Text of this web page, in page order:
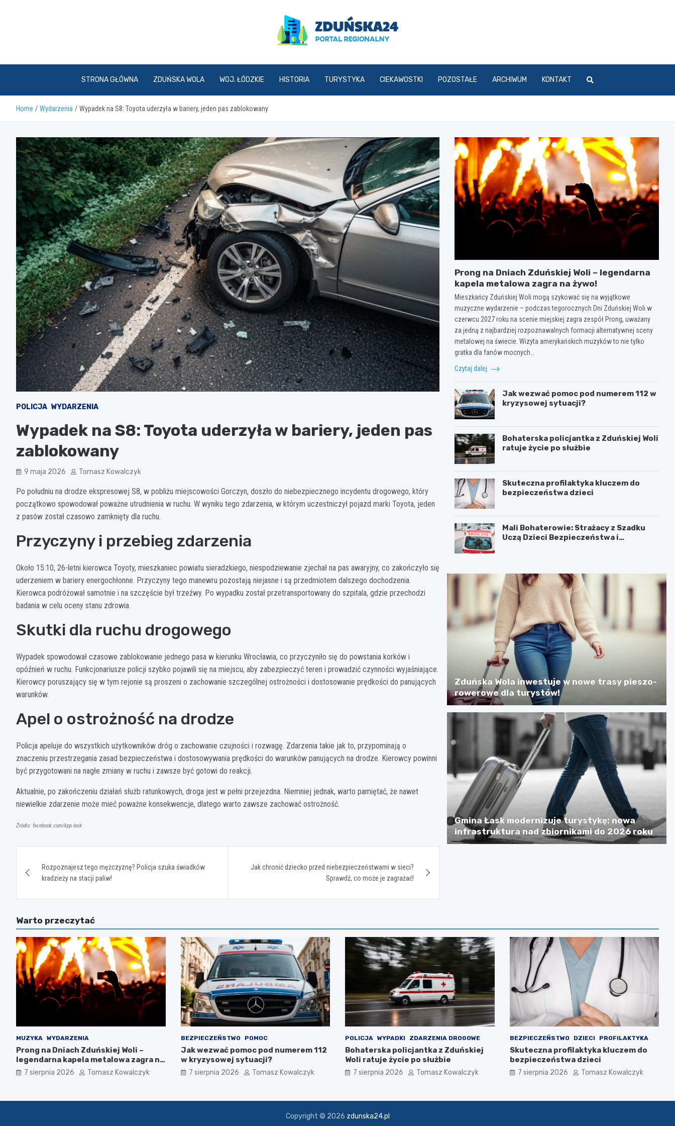
zdunska24.pl
STRONA GŁÓWNA ZDUŃSKA WOLA WOJ. ŁÓDZKIE HISTORIA TURYSTYKA CIEKAWOSTKI POZOSTAŁE ARCHIWUM KONTAKT
Home Wydarzenia Wypadek na S8: Toyota uderzyła w bariery, jeden pas zablokowany
POLICJA WYDARZENIA
Wypadek na S8: Toyota uderzyła w bariery, jeden pas
zablokowany
9 maja 2026 Tomasz Kowalczyk
Po południu na drodze ekspresowej S8, w pobliżu miejscowości Gorczyn, doszło do niebezpiecznego incydentu drogowego, który
początkowo spowodował poważne utrudnienia w ruchu. W wyniku tego zdarzenia, w którym uczestniczył pojazd marki Toyota, jeden
z pasów został czasowo zamknięty dla ruchu.
Przyczyny i przebieg zdarzenia
Około 15:10, 26-letni kierowca Toyoty, mieszkaniec powiatu sieradzkiego, niespodziewanie zjechał na pas awaryjny, co zakończyło się
uderzeniem w bariery energochłonne. Przyczyny tego manewru pozostają niejasne i są przedmiotem dalszego dochodzenia.
Kierowca podróżował samotnie i na szczęście był trzeźwy. Po wypadku został przetransportowany do szpitala, gdzie przechodzi
badania w celu oceny stanu zdrowia.
Skutki dla ruchu drogowego
Wypadek spowodował czasowe zablokowanie jednego pasa w kierunku Wrocławia, co przyczyniło się do powstania korków i
opóźnień w ruchu. Funkcjonariusze policji szybko pojawili się na miejscu, aby zabezpieczyć teren i prowadzić czynności wyjaśniające.
Kierowcy poruszający się w tym rejonie są proszeni o zachowanie szczególnej ostrożności i dostosowanie prędkości do panujących
warunków.
Apel o ostrożność na drodze
Policja apeluje do wszystkich użytkowników dróg o zachowanie czujności i rozwagę. Zdarzenia takie jak to, przypominają o
znaczeniu przestrzegania zasad bezpieczeństwa i dostosowywania prędkości do warunków panujących na drodze. Kierowcy powinni
być przygotowani na nagłe zmiany w ruchu i zawsze być gotowi do reakcji.
Aktualnie, po zakończeniu działań służb ratunkowych, droga jest w pełni przejezdna. Niemniej jednak, warto pamiętać, że nawet
niewielkie zdarzenie może mieć poważne konsekwencje, dlatego warto zawsze zachować ostrożność.
Źródło: facebook.com/kpp.lask
wpisuRozpoznajesz tego mężczyznę? Policja szuka świadków
kradzieży na stacji paliw!
Jak chronić dziecko przed niebezpieczeństwami w sieci?
Sprawdź, co może je zagrażać!
Prong na Dniach Zduńskiej Woli – legendarna
kapela metalowa zagra na żywo!
Mieszkańcy Zduńskiej Woli mogą szykować się na wyjątkowe
muzyczne wydarzenie – podczas tegorocznych Dni Zduńskiej Woli w
czerwcu 2027 roku na scenie miejskiej zagra zespół Prong, uważany
za jedną z najbardziej rozpoznawalnych formacji alternatywnej sceny
metalowej na świecie. Wizyta amerykańskich muzyków to nie tylko
gratka dla fanów mocnych…
Czytaj dalej
Jak wezwać pomoc pod numerem 112 w
kryzysowej sytuacji?
Bohaterska policjantka z Zduńskiej Woli
ratuje życie po służbie
Skuteczna profilaktyka kluczem do
bezpieczeństwa dzieci
Mali Bohaterowie: Strażacy z Szadku
Uczą Dzieci Bezpieczeństwa i
Zduńska Wola inwestuje w nowe trasy pieszo-
rowerowe dla turystów!
Gmina Łask modernizuje turystykę: nowa
infrastruktura nad zbiornikami do 2026 roku
Warto przeczytać
MUZYKA WYDARZENIA
Prong na Dniach Zduńskiej Woli –
legendarna kapela metalowa zagra na
żywo!
7 sierpnia 2026 Tomasz Kowalczyk
BEZPIECZEŃSTWO POMOC
Jak wezwać pomoc pod numerem 112
w kryzysowej sytuacji?
7 sierpnia 2026 Tomasz Kowalczyk
POLICJA WYPADKI ZDARZENIA DROGOWE
Bohaterska policjantka z Zduńskiej
Woli ratuje życie po służbie
7 sierpnia 2026 Tomasz Kowalczyk
BEZPIECZEŃSTWO DZIECI PROFILAKTYKA
Skuteczna profilaktyka kluczem do
bezpieczeństwa dzieci
7 sierpnia 2026 Tomasz Kowalczyk
Copyright © 2026 zdunska24.pl